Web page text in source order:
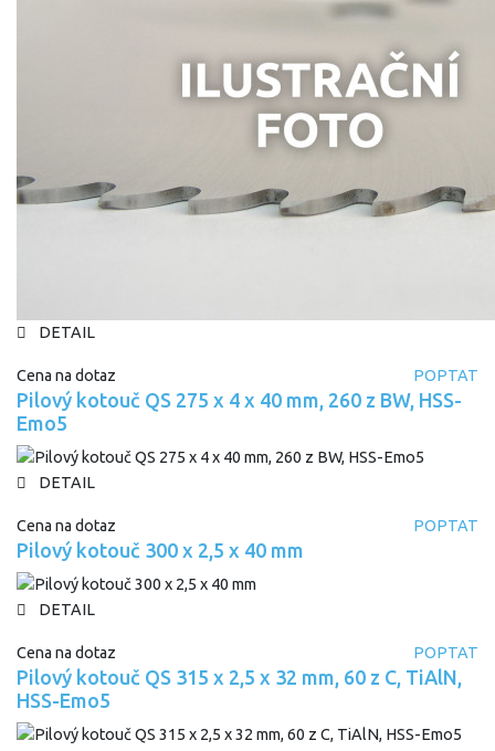
DETAIL
Cena na dotaz POPTAT
Pilový kotouč QS 275 x 4 x 40 mm, 260 z BW, HSS-
Emo5
DETAIL
Cena na dotaz POPTAT
Pilový kotouč 300 x 2,5 x 40 mm
DETAIL
Cena na dotaz POPTAT
Pilový kotouč QS 315 x 2,5 x 32 mm, 60 z C, TiAlN,
HSS-Emo5